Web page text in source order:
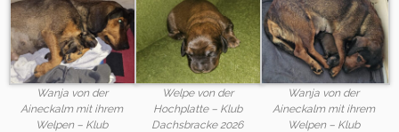
Wanja von der
Aineckalm mit ihrem
Welpen – Klub
Welpe von der
Hochplatte – Klub
Dachsbracke 2026
Wanja von der
Aineckalm mit ihrem
Welpen – Klub